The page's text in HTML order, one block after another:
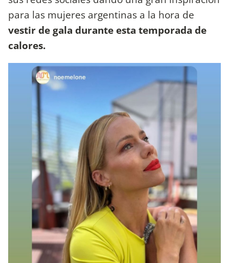
para las mujeres argentinas a la hora de
vestir de gala durante esta temporada de
calores.